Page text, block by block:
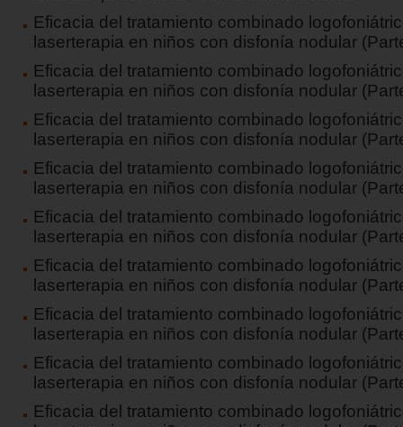
Eficacia del tratamiento combinado
laserterapia en niños con disfonía nodular
Eficacia del tratamiento combinado
laserterapia en niños con disfonía nodular
Eficacia del tratamiento combinado
laserterapia en niños con disfonía nodular
Eficacia del tratamiento combinado
laserterapia en niños con disfonía nodular
Eficacia del tratamiento combinado
laserterapia en niños con disfonía nodular
Eficacia del tratamiento combinado
laserterapia en niños con disfonía nodular
Eficacia del tratamiento combinado
laserterapia en niños con disfonía nodular
Eficacia del tratamiento combinado
laserterapia en niños con disfonía nodular
Eficacia del tratamiento combinado